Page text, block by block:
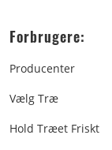
Forbrugere:
Producenter
Vælg Træ
Hold Træet Friskt